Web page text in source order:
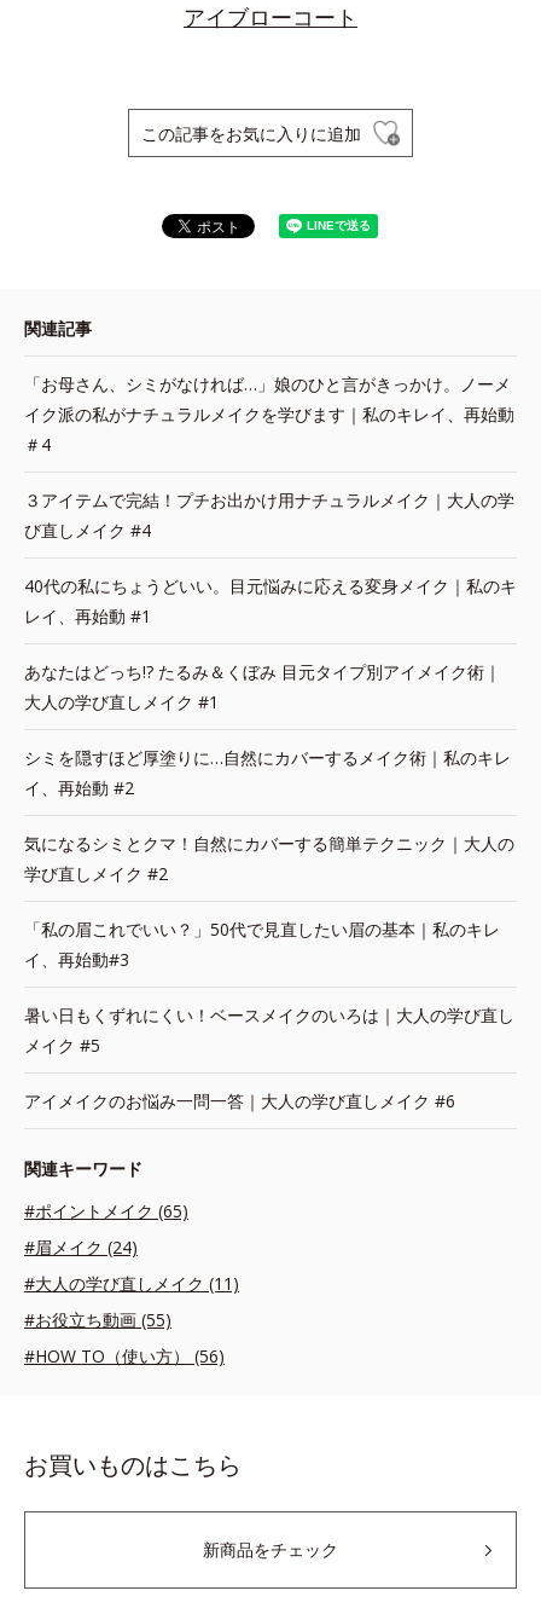
アイブローコート
この記事をお気に入りに追加
関連記事
「お母さん、シミがなければ…」娘のひと言がきっかけ。ノーメ
イク派の私がナチュラルメイクを学びます｜私のキレイ、再始動
＃4
３アイテムで完結！プチお出かけ用ナチュラルメイク｜大人の学
び直しメイク #4
40代の私にちょうどいい。目元悩みに応える変身メイク｜私のキ
レイ、再始動 #1
あなたはどっち!? たるみ＆くぼみ 目元タイプ別アイメイク術｜
大人の学び直しメイク #1
シミを隠すほど厚塗りに…自然にカバーするメイク術｜私のキレ
イ、再始動 #2
気になるシミとクマ！自然にカバーする簡単テクニック｜大人の
学び直しメイク #2
「私の眉これでいい？」50代で見直したい眉の基本｜私のキレ
イ、再始動#3
暑い日もくずれにくい！ベースメイクのいろは｜大人の学び直し
メイク #5
アイメイクのお悩み一問一答｜大人の学び直しメイク #6
関連キーワード
#ポイントメイク (65)
#眉メイク (24)
#大人の学び直しメイク (11)
#お役立ち動画 (55)
#HOW TO（使い方） (56)
お買いものはこちら
新商品をチェック